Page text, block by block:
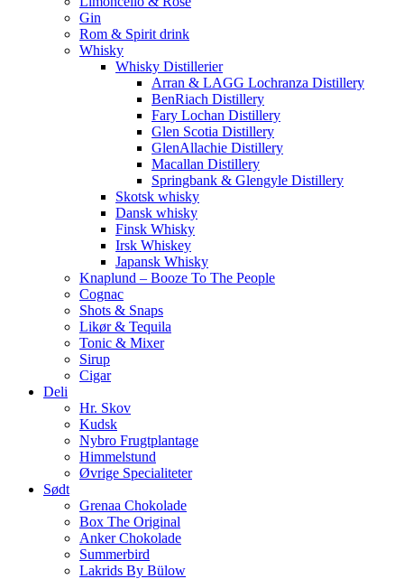
Gin
Rom & Spirit drink
Whisky
Whisky Distillerier
Arran & LAGG Lochranza Distillery
BenRiach Distillery
Fary Lochan Distillery
Glen Scotia Distillery
GlenAllachie Distillery
Macallan Distillery
Springbank & Glengyle Distillery
Skotsk whisky
Dansk whisky
Finsk Whisky
Irsk Whiskey
Japansk Whisky
Knaplund – Booze To The People
Cognac
Shots & Snaps
Likør & Tequila
Tonic & Mixer
Sirup
Cigar
Deli
Hr. Skov
Kudsk
Nybro Frugtplantage
Himmelstund
Øvrige Specialiteter
Sødt
Grenaa Chokolade
Box The Original
Anker Chokolade
Summerbird
Lakrids By Bülow